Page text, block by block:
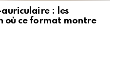
: les
où ce format montre